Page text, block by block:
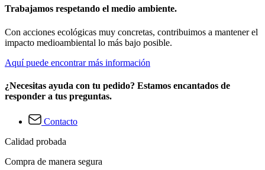
Trabajamos respetando el medio ambiente.
Con acciones ecológicas muy concretas, contribuimos a mantener el
impacto medioambiental lo más bajo posible.
Aquí puede encontrar más información
¿Necesitas ayuda con tu pedido? Estamos encantados de
responder a tus preguntas.
Contacto
Calidad probada
Compra de manera segura